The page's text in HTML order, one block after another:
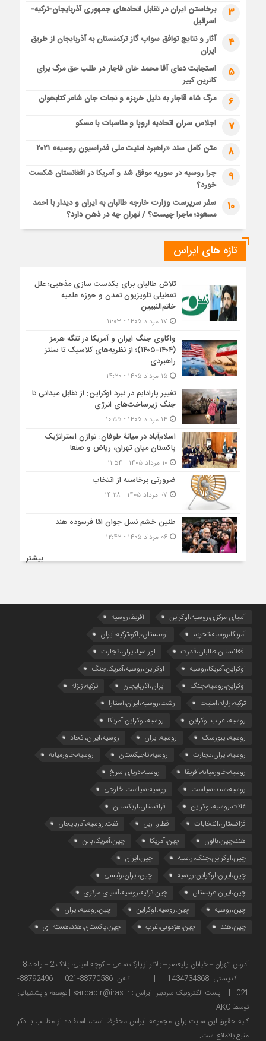
3
برخاستن ایران در تقابل اتحادهای جمهوری آذربایجان-ترکیه-
اسرائیل
4
آثار و نتایج توافق سواپ گاز ترکمنستان به آذربایجان از طریق
ایران
5
استجابت دعای آقا محمد خان قاجار در طلب حق مرگ برای
کاترین کبیر
6 مرگ شاه قاجار به دلیل خربزه و نجات جان شاعر کتابخوان
7 اجلاس سران اتحادیه اروپا و مناسبات با مسکو
8 متن کامل سند «راهبرد امنیت ملی فدراسیون روسیه» ۲۰۲۱
9
چرا روسیه در سوریه موفق شد و آمریکا در افغانستان شکست
خورد؟
10
سفر سرپرست وزارت خارجه طالبان به ایران و دیدار با احمد
مسعود؛ ماجرا چیست؟ / تهران چه در ذهن دارد؟
تازه های ایراس
تلاش طالبان برای یکدست سازی مذهبی؛ علل
تعطیلی تلویزیون تمدن و حوزه علمیه
خاتم‌النبیین
واکاوی جنگ ایران و آمریکا در تنگه هرمز
(۱۴۰۴-۱۴۰۵)؛ از نظریه‌های کلاسیک تا سنتز
راهبردی
۱۵ مرداد ۱۴۰۵ - ۱۴:۲۰
تغییر پارادایم در نبرد اوکراین: از تقابل میدانی تا
جنگ زیرساخت‌های انرژی
اسلام‌آباد در میانۀ طوفان: توازن استراتژیک
پاکستان میان تهران، ریاض و صنعا
۱۰ مرداد ۱۴۰۵ - ۱۱:۵۴
ضرورتی برخاسته از انتخاب
طنین خشم نسل جوان امّا فرسوده هند
۰۶ مرداد ۱۴۰۵ - ۱۲:۴۲
بیشتر
آسیای مرکزی،روسیه،اوکراین
آفریقا،روسیه
آمریکا،روسیه،تحریم
ارمنستان،باکو،ترکیه،ایران
افغانستان،طالبان،قدرت
اوراسیا،ایران،تجارت
اوکراین،آمریکا،روسیه
اوکراین،روسیه،آمریکا،جنگ
اوکراین،روسیه،جنگ
ایران،آذربایجان
ترکیه،زلزله
ترکیه،زلزله،امنیت
رشت،روسیه،ایران،آستارا
روسیه،اعراب،اوکراین
روسیه،اوکراین،آمریکا
روسیه،ایبورسک
روسیه،ایران
روسیه،ایران،اتحاد
روسیه،ایران،تجارت
روسیه،تاجیکستان
روسیه،خاورمیانه
روسیه،خاورمیانه،آفریقا
روسیه،دریای سرخ
روسیه،سند،سیاست
روسیه،سیاست خارجی
غلات،روسیه،اوکراین
قزاقستان،ازبکستان
قزاقستان،انتخابات
قطار، ریل
نفت،روسیه،آذربایجان
هند،چین،بالون
چین،آمریکا
چین،آمریکا،بالن
چین،اوکراین،جنگ،ر.سیه
چین،ایران
چین،ایران،اوکراین،روسیه
چین،ایران،رئیسی
چین،ایران،عربستان
چین،ترکیه،روسیه،آسیای مرکزی
چین،روسیه
چین،روسیه،اوکراین
چین،روسیه،ایران
چین،هند
چین،هژمونی،غرب چین،پاکستان،هند،هسته ای
| کدپستی: 1434734368 | تلفن: 88770586-021 88792496-
021 | پست الکترونیک سردبیر ایراس : sardabir@iras.ir |
توسعه و پشتیبانی
توسط AKO
كليه حقوق این سایت برای مجموعه ایراس محفوظ است، استفاده از مطالب با ذكر
منبع بلامانع است.